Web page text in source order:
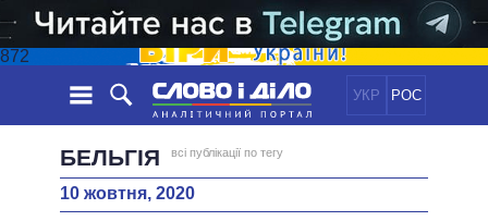
872
УКР РОС
НОВИНИ
СТРІЧКА
БЕЛЬГІЯ всі публікації по тегу
10 жовтня, 2020